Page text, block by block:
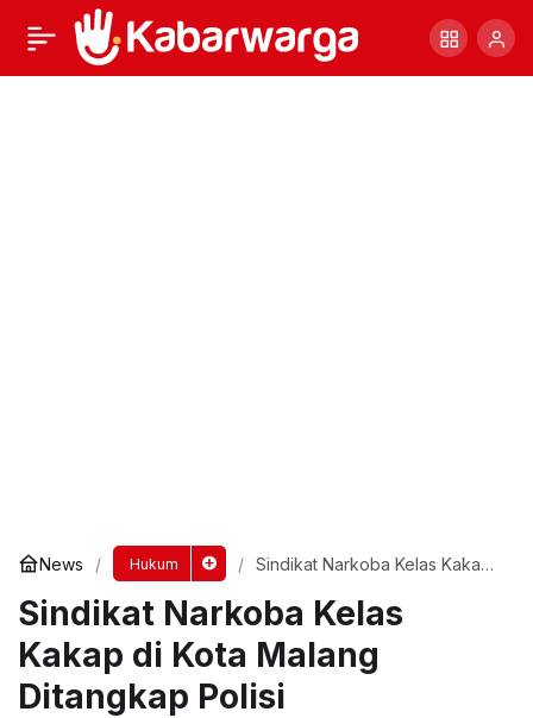
News Hukum
Sindikat Narkoba Kelas Kakap
Sindikat Narkoba Kelas
Kakap di Kota Malang
Ditangkap Polisi